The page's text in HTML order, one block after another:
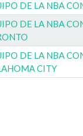
DE LA NBA
DE LA NBA
DE LA NBA
CITY